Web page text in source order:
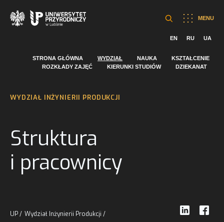
MENU
EN RU UA
STRONA GŁÓWNA WYDZIAŁ NAUKA
KSZTAŁCENIE
ROZKŁADY ZAJĘĆ
KIERUNKI STUDIÓW DZIEKANAT
WYDZIAŁ INŻYNIERII PRODUKCJI
Struktura
i pracownicy
UP Wydział Inżynierii Produkcji